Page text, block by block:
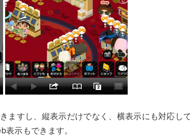
ますし、縦表示だけでなく、横表示にも対応し
示もできます。